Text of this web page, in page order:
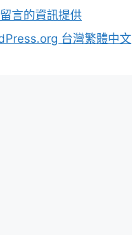
言的資訊提供
台灣繁體中文